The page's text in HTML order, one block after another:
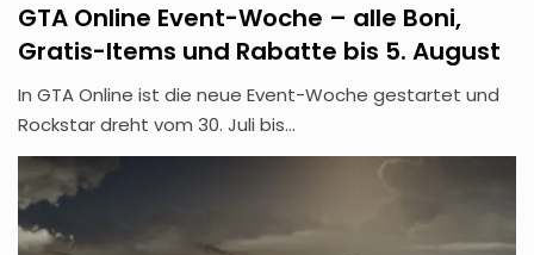
GTA Online Event-Woche – alle Boni,
Gratis-Items und Rabatte bis 5. August
In GTA Online ist die neue Event-Woche gestartet und
Rockstar dreht vom 30. Juli bis…